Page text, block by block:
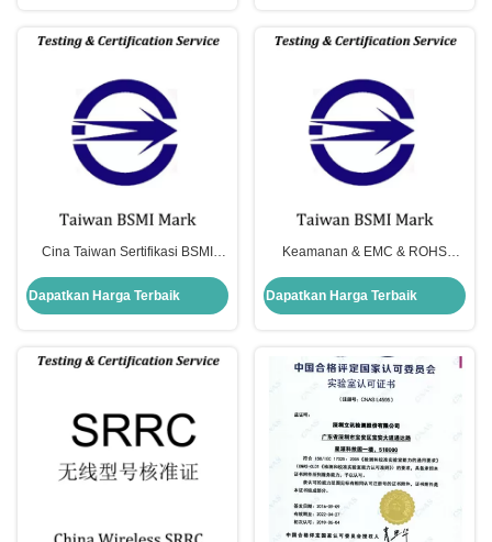
Cina Taiwan Sertifikasi BSMI
Taiwan Keamanan & EMC &
ROHS
Dapatkan Harga Terbaik
Keamanan & EMC & ROHS
keselamatan wajib Taiwan
Dapatkan Harga Terbaik